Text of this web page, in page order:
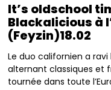
It’s oldschool
Blackalicious à
(Feyzin)18.02
Le duo californien a ravi
alternant classiques et
tournée dans toute